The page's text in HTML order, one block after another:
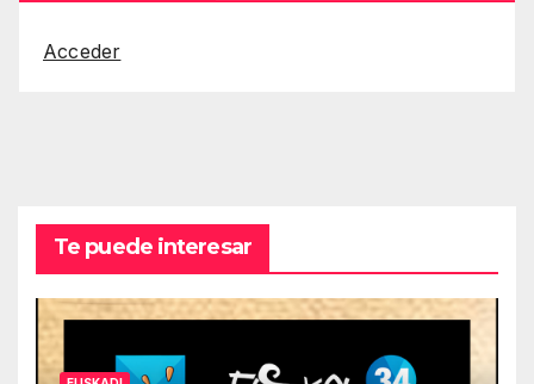
Acceder
Te puede interesar